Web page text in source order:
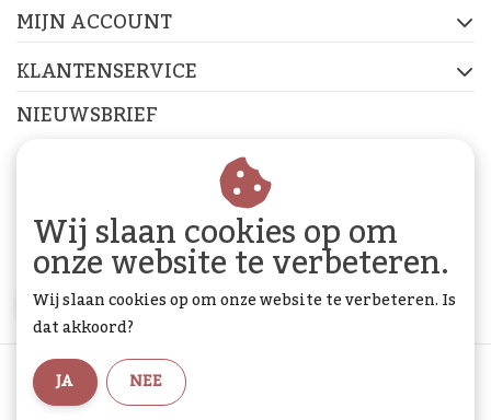
MIJN ACCOUNT
KLANTENSERVICE
NIEUWSBRIEF
Abonneer je op onze nieuwsbrief om op de hoogte te
ABONNEER
Algemene voorwaarden
Wij slaan cookies op om
onze website te verbeteren.
Wij slaan cookies op om onze website te verbeteren. Is
dat akkoord?
JA
NEE